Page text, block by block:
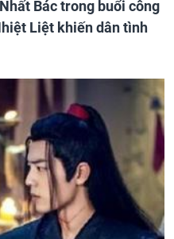
Bác trong buổi công
Liệt khiến dân tình